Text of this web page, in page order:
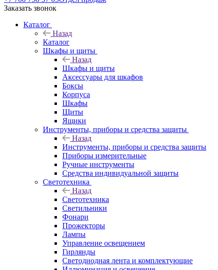
Заказать звонок
Каталог
Назад
Каталог
Шкафы и щиты
Назад
Шкафы и щиты
Аксессуары для шкафов
Боксы
Корпуса
Шкафы
Щиты
Ящики
Инструменты, приборы и средства защиты
Назад
Инструменты, приборы и средства защиты
Приборы измерительные
Ручные инструменты
Средства индивидуальной защиты
Светотехника
Назад
Светотехника
Светильники
Фонари
Прожекторы
Лампы
Управление освещением
Гирлянды
Светодиодная лента и комплектующие